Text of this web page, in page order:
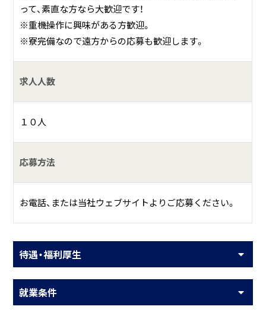
って、素直な方なら大歓迎です！
※重機操作に興味がある方歓迎。
※寮完備なので遠方からの応募も歓迎します。
求人人数
１０人
応募方法
お電話、または当社ウェブサイトよりご応募ください。
待遇・福利厚生
就業条件